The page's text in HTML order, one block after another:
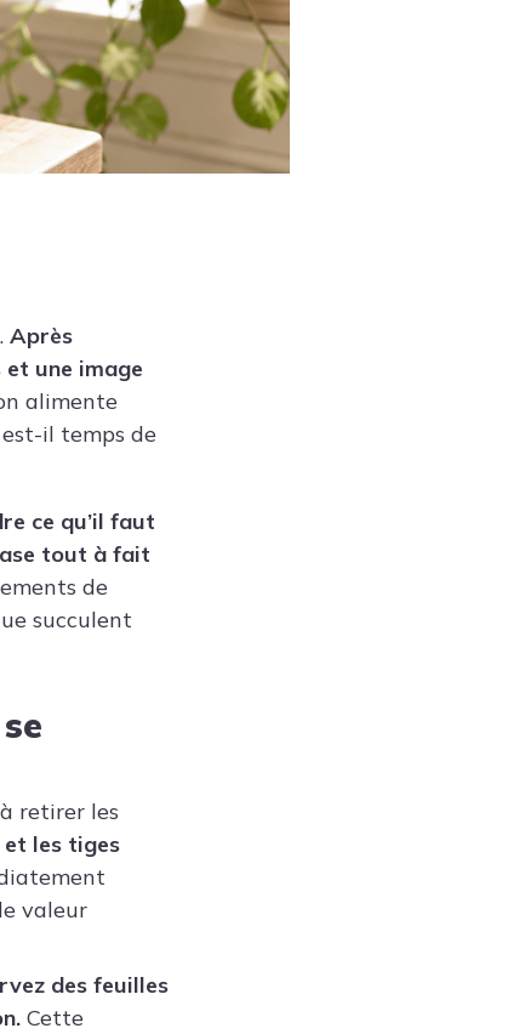
Après
une image
alimente
il temps de
ce qu’il faut
tout à fait
de
succulent
retirer les
et les tiges
valeur
des feuilles
Cette